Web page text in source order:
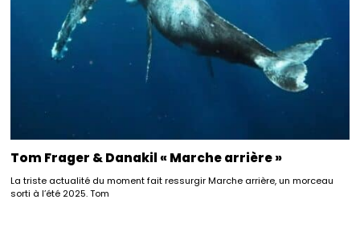
Tom Frager & Danakil « Marche arrière »
La triste actualité du moment fait ressurgir Marche arrière, un morceau
sorti à l’été 2025. Tom